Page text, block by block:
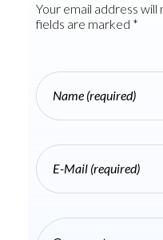
Your email address
fields are marked *